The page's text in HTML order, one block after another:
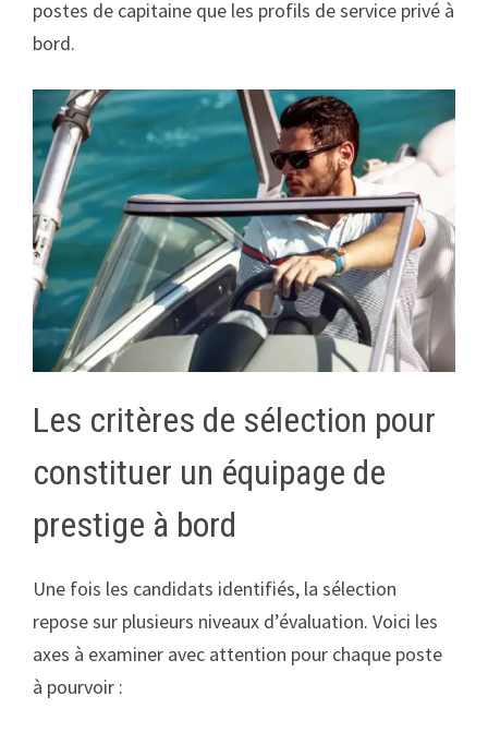
postes de capitaine que les profils de service privé à
bord.
Les critères de sélection pour
constituer un équipage de
prestige à bord
Une fois les candidats identifiés, la sélection
repose sur plusieurs niveaux d’évaluation. Voici les
axes à examiner avec attention pour chaque poste
à pourvoir :